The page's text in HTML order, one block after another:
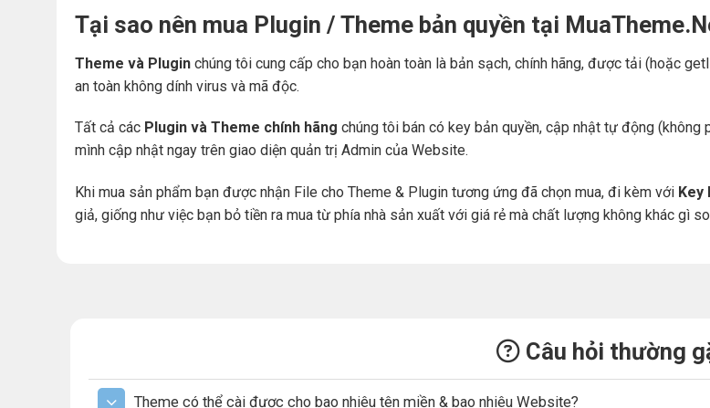
Tại sao nên mua Plugin / Theme bản quyền tại
Theme và Plugin chúng tôi cung cấp cho bạn hoàn toàn là bản sạch, chính hãng, được tải (hoặc
an toàn không dính virus và mã độc.
Tất cả các Plugin và Theme chính hãng chúng tôi bán có key bản quyền, cập nhật tự động
mình cập nhật ngay trên giao diện quản trị Admin của Website.
Khi mua sản phẩm bạn được nhận File cho Theme & Plugin tương ứng đã chọn mua, đi kèm với Key
giả, giống như việc bạn bỏ tiền ra mua từ phía nhà sản xuất với giá rẻ mà chất lượng không khác gì
Câu hỏi thường
Theme có thể cài được cho bao nhiêu tên miền & bao nhiêu Website?